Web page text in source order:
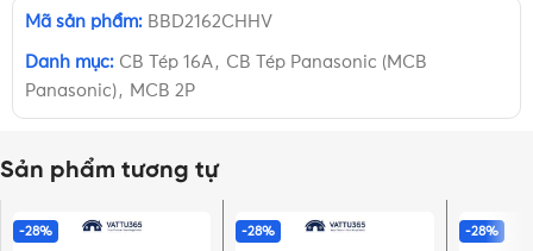
Mã sản phẩm: BBD2162CHHV
Danh mục: CB Tép 16A, CB Tép Panasonic (MCB
Panasonic), MCB 2P
Sản phẩm tương tự
-28% -28% -28%